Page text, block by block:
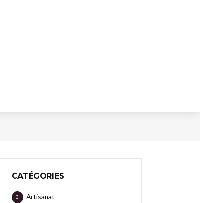
CATÉGORIES
Artisanat
3